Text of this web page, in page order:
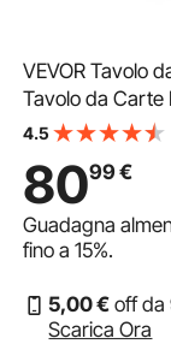
VEVOR Tavolo
Tavolo da Carte
3 Dadi, Tavolo
4.5
8099€
Guadagna
fino a15%.
5,00€ off da
Scarica Ora